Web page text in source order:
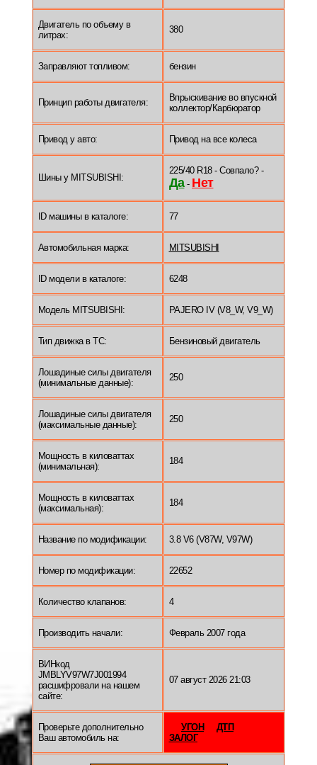
Двигатель по объему в
литрах:
380
Заправляют топливом: бензин
Принцип работы двигателя:
Впрыскивание во впускной
коллектор/Карбюратор
Привод у авто: Привод на все колеса
Шины у MITSUBISHI:
225/40 R18 - Совпало? -
Да- Нет
ID машины в каталоге: 77
Автомобильная марка: MITSUBISHI
ID модели в каталоге: 6248
Модель MITSUBISHI: PAJERO IV (V8_W, V9_W)
Тип движка в ТС: Бензиновый двигатель
Лошадиные силы двигателя
(минимальные данные):
250
Лошадиные силы двигателя
(максимальные данные):
250
Мощность в киловаттах
(минимальная):
184
Мощность в киловаттах
(максимальная):
184
Название по модификации: 3.8 V6 (V87W, V97W)
Номер по модификации: 22652
Количество клапанов: 4
Производить начали: Февраль 2007 года
ВИНкод
JMBLYV97W7J001994
расшифровали на нашем
сайте:
07 август 2026 21:03
Проверьте дополнительно
Ваш автомобиль на:
УГОН
ДТП
ЗАЛОГ